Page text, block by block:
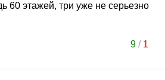
60 этажей, три уже не серьезно
9/ 1